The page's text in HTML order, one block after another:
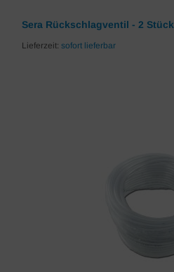
Sera Rückschlagventil - 2 Stück
Lieferzeit: sofort lieferbar